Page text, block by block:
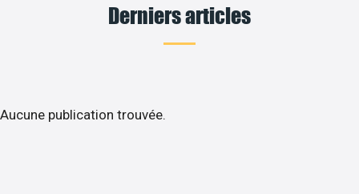
Derniers articles
Aucune publication trouvée.